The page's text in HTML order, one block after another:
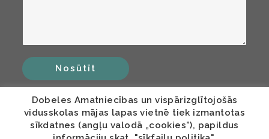
Nosūtīt
Dobeles Amatniecības un vispārizglītojošās
vidusskolas mājas lapas vietnē tiek izmantotas
sīkdatnes (angļu valodā „cookies”), papildus